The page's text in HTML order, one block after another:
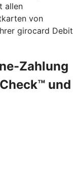
allen
von
girocard Debit
Zahlung
und